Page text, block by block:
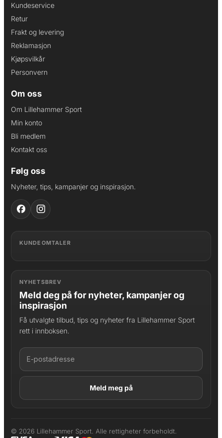
Kundeservice
Retur
Frakt og levering
Reklamasjon
Kjøpsvilkår
Personvern
Om oss
Om Lillehammer Sport
Min konto
Bli medlem
Kontakt oss
Følg oss
Nyheter, tips, kampanjer og inspirasjon.
KUNDEOMTALER
NYHETSBREV
Meld deg på for nyheter, kampanjer og
inspirasjon
Få utvalgte tilbud, tips og nyheter fra Lillehammer Sport
rett i innboksen.
© 2026 Lillehammer Sport. Alle rettigheter forbeholdt.
LAGT I HANDLEKURV
Produktet er lagt til